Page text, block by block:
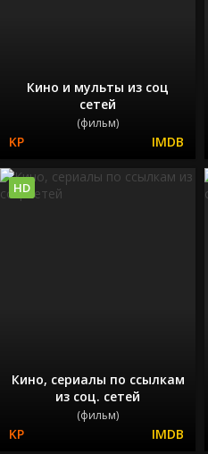
Кино и мульты из соц
сетей
(фильм)
Кино, сериалы по ссылкам
из соц. сетей
(фильм)
HD